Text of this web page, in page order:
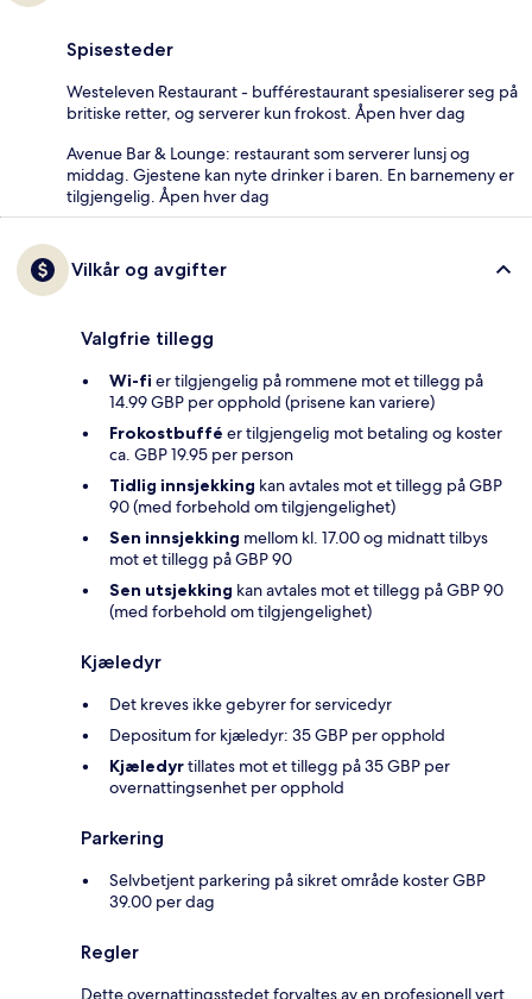
Spisesteder
Westeleven Restaurant - bufférestaurant spesialiserer seg på
britiske retter, og serverer kun frokost. Åpen hver dag
Avenue Bar & Lounge: restaurant som serverer lunsj og
middag. Gjestene kan nyte drinker i baren. En barnemeny er
tilgjengelig. Åpen hver dag
Vilkår og avgifter
Valgfrie tillegg
Wi-fi er tilgjengelig på rommene mot et tillegg på
14.99 GBP per opphold (prisene kan variere)
Frokostbuffé er tilgjengelig mot betaling og koster
ca. GBP 19.95 per person
Tidlig innsjekking kan avtales mot et tillegg på GBP
90 (med forbehold om tilgjengelighet)
Sen innsjekking mellom kl. 17.00 og midnatt tilbys
mot et tillegg på GBP 90
Sen utsjekking kan avtales mot et tillegg på GBP 90
(med forbehold om tilgjengelighet)
Kjæledyr
Det kreves ikke gebyrer for servicedyr
Depositum for kjæledyr: 35 GBP per opphold
Kjæledyrtillates mot et tillegg på 35 GBP per
overnattingsenhet per opphold
Parkering
Selvbetjent parkering på sikret område koster GBP
39.00 per dag
Regler
Dette overnattingsstedet forvaltes av en profesjonell vert,